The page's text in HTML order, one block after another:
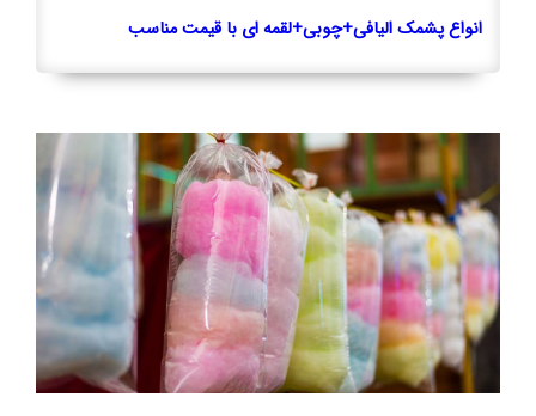
انواع پشمک الیافی+چوبی+لقمه ای با قیمت مناسب